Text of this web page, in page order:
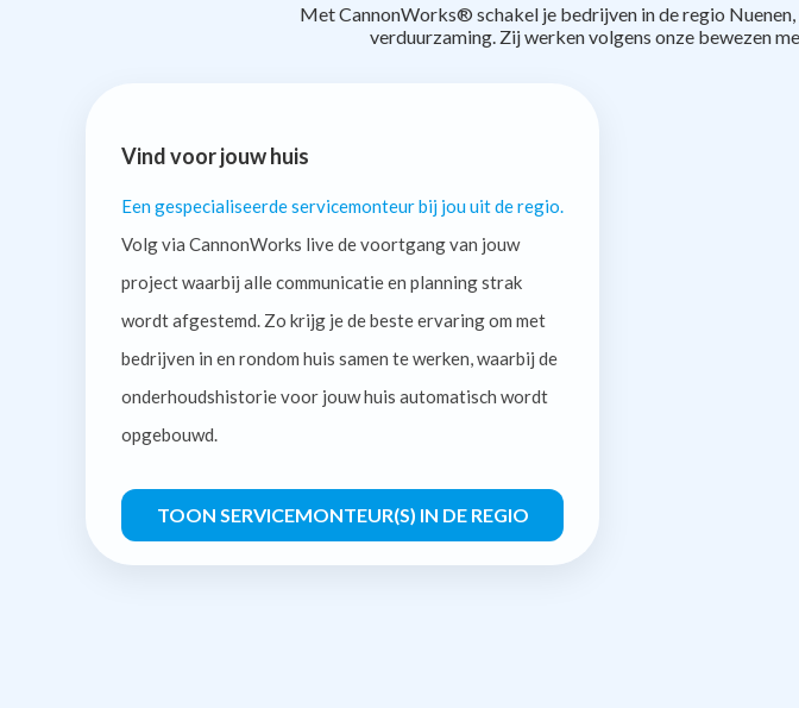
Met CannonWorks® schakel je bedrijven in de regio
verduurzaming. Zij werken volgens onze bewezen
Vind voor jouw huis
Een gespecialiseerde servicemonteur bij jou uit de regio.
Volg via CannonWorks live de voortgang van jouw
project waarbij alle communicatie en planning strak
wordt afgestemd. Zo krijg je de beste ervaring om met
bedrijven in en rondom huis samen te werken, waarbij de
onderhoudshistorie voor jouw huis automatisch wordt
opgebouwd.
TOON SERVICEMONTEUR(S) IN DE REGIO